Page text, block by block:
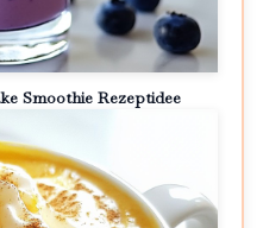
Smoothie Rezeptidee